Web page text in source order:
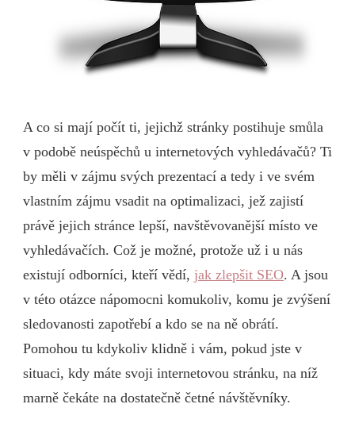
A co si mají počít ti, jejichž stránky postihuje smůla
v podobě neúspěchů u internetových vyhledávačů? Ti
by měli v zájmu svých prezentací a tedy i ve svém
vlastním zájmu vsadit na optimalizaci, jež zajistí
právě jejich stránce lepší, navštěvovanější místo ve
vyhledávačích. Což je možné, protože už i u nás
existují odborníci, kteří vědí, jak zlepšit SEO. A jsou
v této otázce nápomocni komukoliv, komu je zvýšení
sledovanosti zapotřebí a kdo se na ně obrátí.
Pomohou tu kdykoliv klidně i vám, pokud jste v
situaci, kdy máte svoji internetovou stránku, na níž
marně čekáte na dostatečně četné návštěvníky.